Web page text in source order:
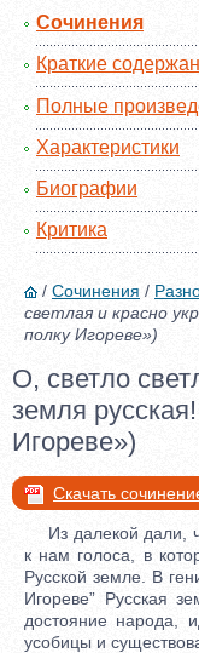
Сочинения
Краткие
Полные
Характеристики
Биографии
Критика
/ Сочинения /
светлая и красно
полку Игореве»)
О, светло
земля
Игореве»)
Скачать
Из далекой дали,
к нам голоса, в
Русской земле. В
Игореве” Русская
достояние народа,
усобицы и